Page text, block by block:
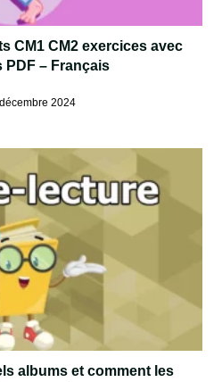
CM1 CM2 exercices avec
PDF – Français
2024
albums et comment les